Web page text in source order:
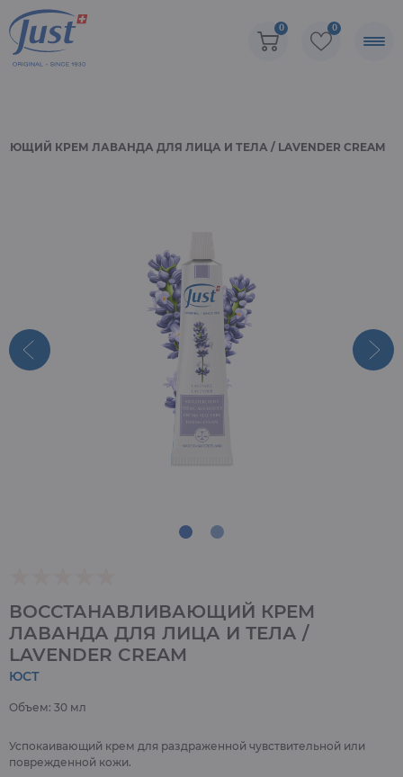
0 0
КРЕМ ЛАВАНДА ДЛЯ ЛИЦА И ТЕЛА / LAVENDER CREAM
ВОССТАНАВЛИВАЮЩИЙ КРЕМ
ЛАВАНДА ДЛЯ ЛИЦА И ТЕЛА /
LAVENDER CREAM
ЮСТ
Объем: 30 мл
Успокаивающий крем для раздраженной чувствительной или
поврежденной кожи.